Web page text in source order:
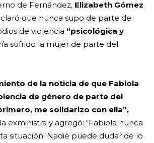
de Fernández, Elizabeth Gómez
que nunca supo de parte de
de violencia “psicológica y
sufrido la mujer de parte del
de la noticia de que Fabiola
de género de parte del
me solidarizo con ella”,
exministra y agregó: “Fabiola nunca
situación. Nadie puede dudar de lo